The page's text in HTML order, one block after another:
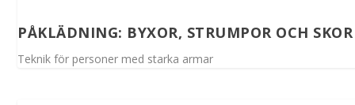
PÅKLÄDNING: BYXOR, STRUMPOR OCH
Teknik för personer med starka armar